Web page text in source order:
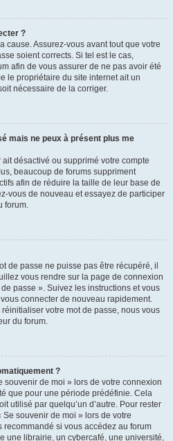
?
cause. Assurez-vous avant tout que votre
soient corrects. Si tel est le cas,
afin de vous assurer de ne pas avoir été
le propriétaire du site internet ait un
nécessaire de la corriger.
mais ne peux à présent plus me
ait désactivé ou supprimé votre compte
beaucoup de forums suppriment
afin de réduire la taille de leur base de
vous de nouveau et essayez de participer
forum.
de passe ne puisse pas être récupéré, il
vous rendre sur la page de connexion
passe ». Suivez les instructions et vous
connecter de nouveau rapidement.
votre mot de passe, nous vous
du forum.
?
souvenir de moi » lors de votre connexion
que pour une période prédéfinie. Cela
utilisé par quelqu’un d’autre. Pour rester
souvenir de moi » lors de votre
recommandé si vous accédez au forum
une librairie, un cybercafé, une université,